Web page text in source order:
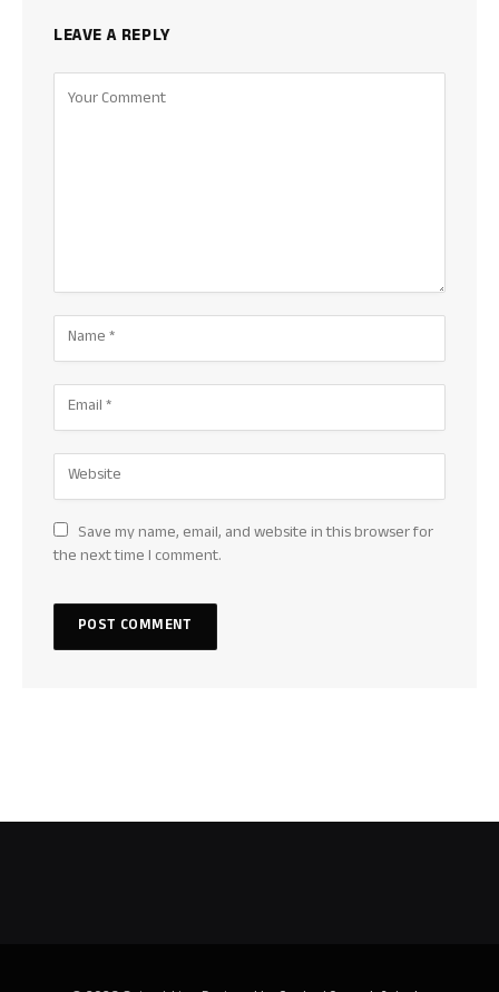
LEAVE A REPLY
Save my name, email, and website in this browser for
the next time I comment.